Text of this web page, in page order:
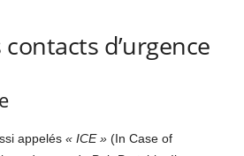
d’urgence
appelés « ICE »(In Case of